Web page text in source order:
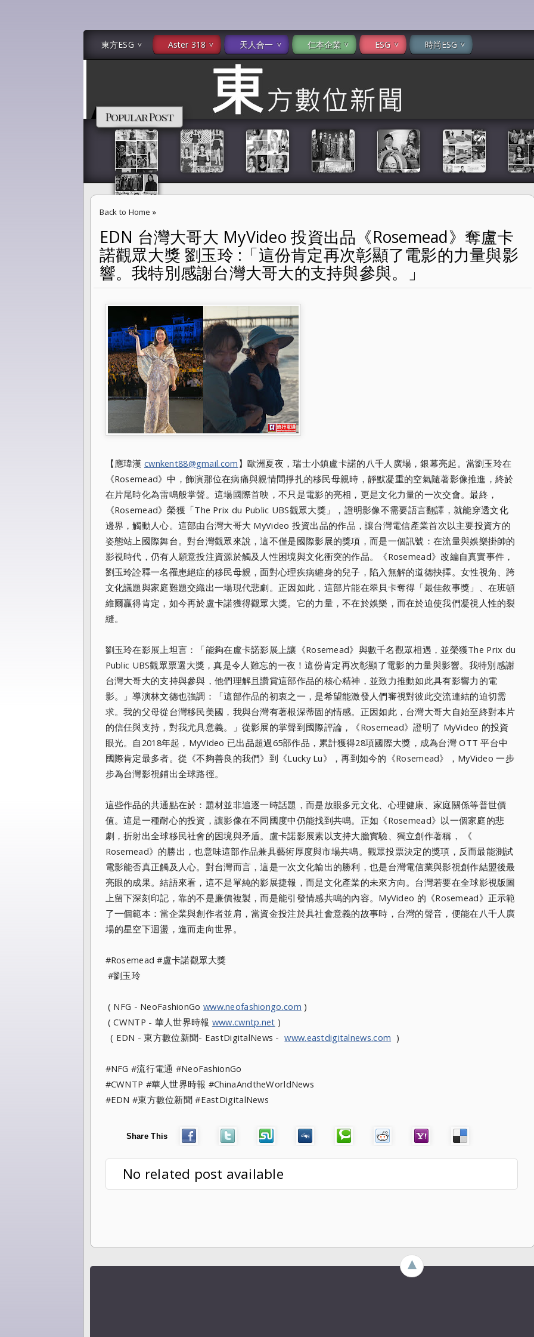
東方ESG Aster 318 天人合一 仁本企業 ESG 時尚ESG
Popular Post
Back to Home »
EDN 台灣大哥大 MyVideo 投資出品《Rosemead》奪盧卡諾觀眾大獎 劉玉玲 :「這份肯定再次彰顯了電影
的力量與影響。我特別感謝台灣大哥大的支持與參與。」
EDN 台灣大哥大 MyVideo 投資出品《Rosemead》奪盧卡
諾觀眾大獎 劉玉玲 :「這份肯定再次彰顯了電影的力量與影
響。我特別感謝台灣大哥大的支持與參與。」
【應瑋漢 cwnkent88@gmail.com 】歐洲夏夜，瑞士小鎮盧卡諾的八千人廣場，銀幕亮起。當劉玉玲在
《Rosemead》中，飾演那位在病痛與親情間掙扎的移民母親時，靜默凝重的空氣隨著影像推進，終於
在片尾時化為雷鳴般掌聲。這場國際首映，不只是電影的亮相，更是文化力量的一次交會。最終，
《Rosemead》榮獲「The Prix du Public UBS觀眾大獎」，證明影像不需要語言翻譯，就能穿透文化
邊界，觸動人心。這部由台灣大哥大 MyVideo 投資出品的作品，讓台灣電信產業首次以主要投資方的
姿態站上國際舞台。對台灣觀眾來說，這不僅是國際影展的獎項，而是一個訊號：在流量與娛樂掛帥的
影視時代，仍有人願意投注資源於觸及人性困境與文化衝突的作品。《Rosemead》改編自真實事件，
劉玉玲詮釋一名罹患絕症的移民母親，面對心理疾病纏身的兒子，陷入無解的道德抉擇。女性視角、跨
文化議題與家庭難題交織出一場現代悲劇。正因如此，這部片能在翠貝卡奪得「最佳敘事獎」、在班頓
維爾贏得肯定，如今再於盧卡諾獲得觀眾大獎。它的力量，不在於娛樂，而在於迫使我們凝視人性的裂
縫。
劉玉玲在影展上坦言：「能夠在盧卡諾影展上讓《Rosemead》與數千名觀眾相遇，並榮獲The Prix du
Public UBS觀眾票選大獎，真是令人難忘的一夜！這份肯定再次彰顯了電影的力量與影響。我特別感謝
台灣大哥大的支持與參與，他們理解且讚賞這部作品的核心精神，並致力推動如此具有影響力的電
影。」導演林文德也強調：「這部作品的初衷之一，是希望能激發人們審視對彼此交流連結的迫切需
求。我的父母從台灣移民美國，我與台灣有著根深蒂固的情感。正因如此，台灣大哥大自始至終對本片
的信任與支持，對我尤具意義。」從影展的掌聲到國際評論，《Rosemead》證明了 MyVideo 的投資
眼光。自2018年起，MyVideo 已出品超過65部作品，累計獲得28項國際大獎，成為台灣 OTT 平台中
國際肯定最多者。從《不夠善良的我們》到《Lucky Lu》，再到如今的《Rosemead》，MyVideo 一步
步為台灣影視鋪出全球路徑。
這些作品的共通點在於：題材並非追逐一時話題，而是放眼多元文化、心理健康、家庭關係等普世價
值。這是一種耐心的投資，讓影像在不同國度中仍能找到共鳴。正如《Rosemead》以一個家庭的悲
劇，折射出全球移民社會的困境與矛盾。盧卡諾影展素以支持大膽實驗、獨立創作著稱， 《
Rosemead》的勝出，也意味這部作品兼具藝術厚度與市場共鳴。觀眾投票決定的獎項，反而最能測試
電影能否真正觸及人心。對台灣而言，這是一次文化輸出的勝利，也是台灣電信業與影視創作結盟後最
亮眼的成果。結語來看，這不是單純的影展捷報，而是文化產業的未來方向。台灣若要在全球影視版圖
上留下深刻印記，靠的不是廉價複製，而是能引發情感共鳴的內容。MyVideo 的《Rosemead》正示範
了一個範本：當企業與創作者並肩，當資金投注於具社會意義的故事時，台灣的聲音，便能在八千人廣
場的星空下迴盪，進而走向世界。
#Rosemead #盧卡諾觀眾大獎
#劉玉玲
( NFG - NeoFashionGo www.neofashiongo.com )
( CWNTP - 華人世界時報 www.cwntp.net )
( EDN - 東方數位新聞- EastDigitalNews -www.eastdigitalnews.com )
#NFG #流行電通 #NeoFashionGo
#CWNTP #華人世界時報 #ChinaAndtheWorldNews
#EDN #東方數位新聞 #EastDigitalNews
Share This
No related post available
►